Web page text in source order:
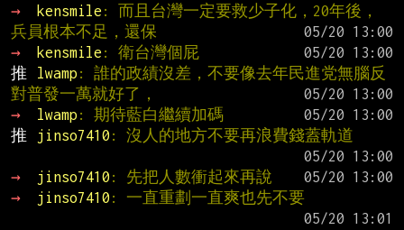
→
kensmile : 而且台灣一定要救少子化，20年後，
兵員根本不足，還保
→
kensmile : 衛台灣個屁
推
lwamp : 誰的政績沒差，不要像去年民進党無腦反
對普發一萬就好了，
→
lwamp : 期待藍白繼續加碼
推
jinso7410 : 沒人的地方不要再浪費錢蓋軌道
→
jinso7410 : 先把人數衝起來再說
→
jinso7410 : 一直重劃一直爽也先不要